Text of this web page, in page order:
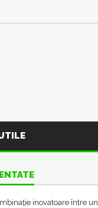
inovatoare între un